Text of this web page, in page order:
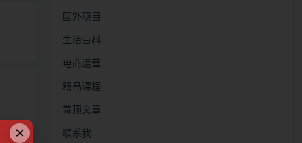
国外项目
生活百科
电商运营
精品课程
置顶文章
联系我
×